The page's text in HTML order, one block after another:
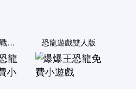
森林冰火人大戰恐龍怪 恐龍遊戲雙人版